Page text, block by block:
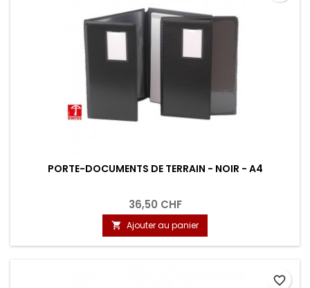
PORTE-DOCUMENTS DE TERRAIN - NOIR - A4
36,50 CHF
 Ajouter au panier
favorite_border